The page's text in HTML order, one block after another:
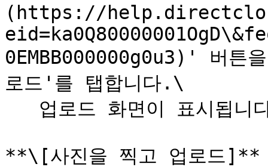
(https://
0EMBB000000g0u3)' 버튼
로드'를 탭합니다.\
**\[사진을 찍고 업로드]**